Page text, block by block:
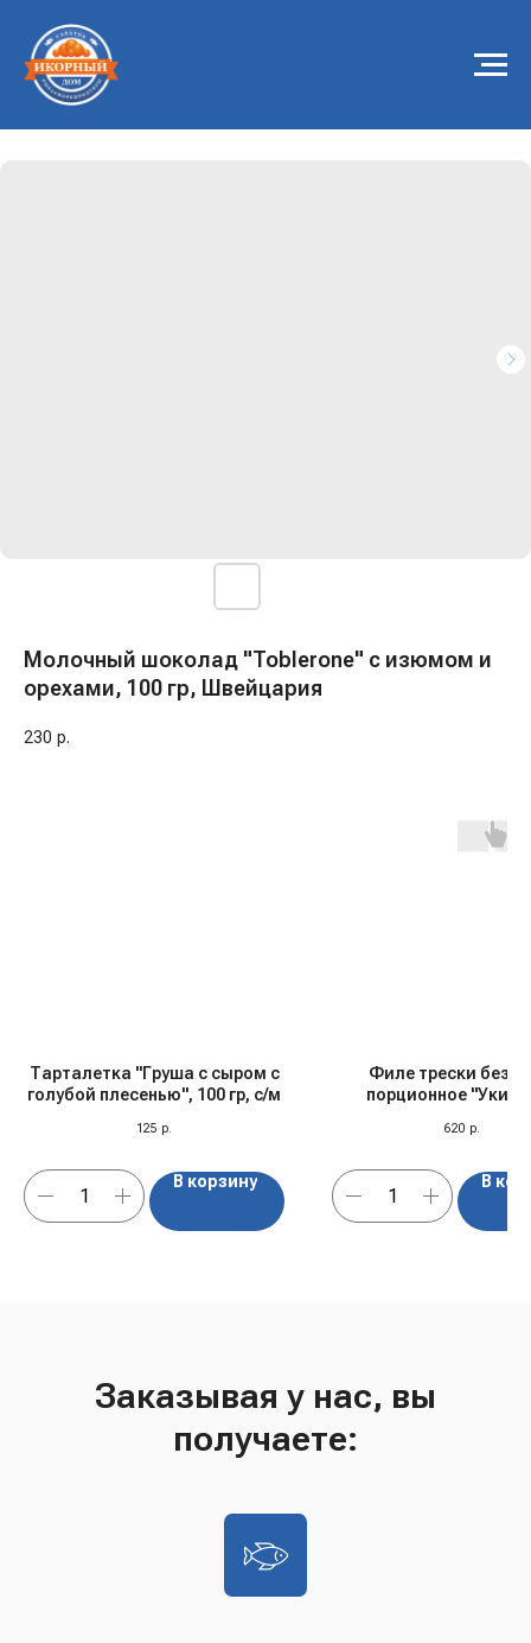
Молочный шоколад "Toblerone" с изюмом и
орехами, 100 гр, Швейцария
230 р.
Тарталетка "Груша с сыром с
голубой плесенью", 100 гр, с/м
125 р.
В корзину
Филе трески без
порционное
620 р.
В
Заказывая у нас, вы
получаете: